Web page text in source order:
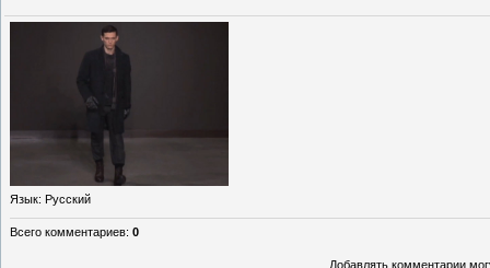
Язык: Русский
Всего комментариев: 0
Добавлять комментарии